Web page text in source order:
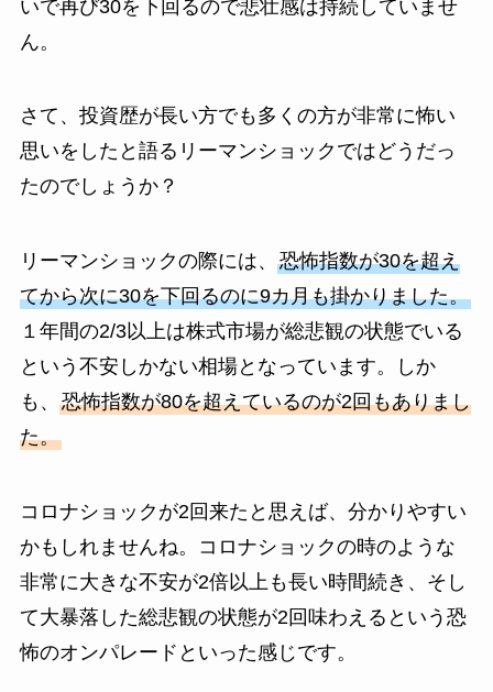
いで再び30を下回るので悲壮感は持続していませ
ん。
さて、投資歴が長い方でも多くの方が非常に怖い
思いをしたと語るリーマンショックではどうだっ
たのでしょうか？
リーマンショックの際には、 恐怖指数が30を超え
てから次に30を下回るのに9カ月も掛かりました。
１年間の2/3以上は株式市場が総悲観の状態でいる
という不安しかない相場となっています。しか
も、 恐怖指数が80を超えているのが2回もありまし
た。
コロナショックが2回来たと思えば、分かりやすい
かもしれませんね。コロナショックの時のような
非常に大きな不安が2倍以上も長い時間続き、そし
て大暴落した総悲観の状態が2回味わえるという恐
怖のオンパレードといった感じです。